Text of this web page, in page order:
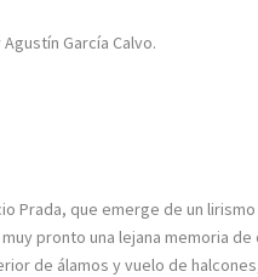
García Calvo.
Prada, que emerge de un
pronto una lejana memoria
de álamos y vuelo de